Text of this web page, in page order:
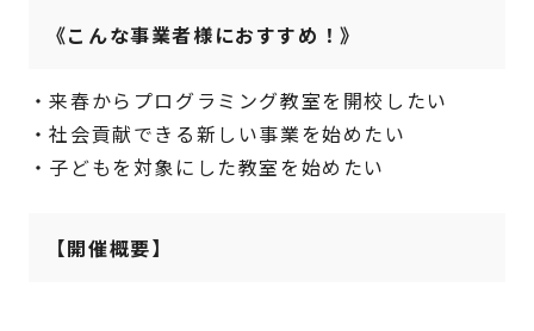
《こんな事業者様におすすめ！》
・来春からプログラミング教室を開校したい
・社会貢献できる新しい事業を始めたい
・子どもを対象にした教室を始めたい
【開催概要】